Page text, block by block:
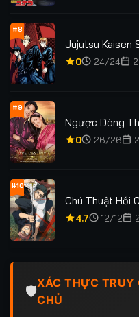
#8
Jujutsu Kaisen
0 24/24
#9
Ngược Dòng
0 26/26
#10
Chú Thuật Hồi
4.7 12/12
🛡️
XÁC THỰC TRUY
CHỦ